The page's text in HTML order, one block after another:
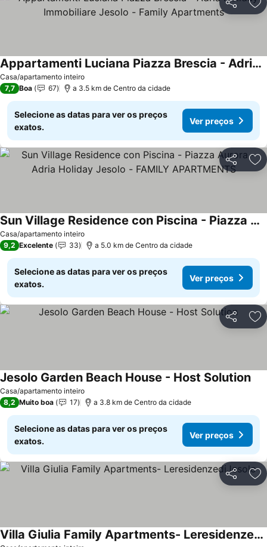
Partilhar
Casa/apartamento inteiro
Appartamenti Luciana Piazza Brescia - Adria Holiday Immobiliare Jesolo - Family Apartments
Ver preços
7,7 Boa 67 a 3.5 km de Centro da cidade
Selecione as datas para ver os preços
exatos.
Ver preços
Partilhar
Casa/apartamento inteiro
Sun Village Residence con Piscina - Piazza Aurora - Adria Holiday Jesolo - FAMILY APARTMENTS
Ver preços
9,2 Excelente 33 a 5.0 km de Centro da cidade
Selecione as datas para ver os preços
exatos.
Ver preços
Partilhar
Casa/apartamento inteiro
Jesolo Garden Beach House - Host Solution
8,2 Muito boa 17 a 3.8 km de Centro da cidade
Selecione as datas para ver os preços
exatos.
Ver preços
Partilhar
Villa Giulia Family Apartments- LeresidenzediJesolo